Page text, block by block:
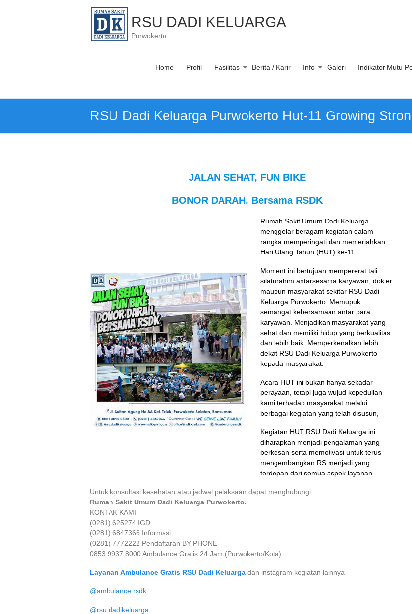
RSU DADI KELUARGA
Purwokerto
Home Profil Fasilitas Berita / Karir Info Galeri Indikator Mutu
RSU Dadi Keluarga Purwokerto Hut-11 Growing
JALAN SEHAT, FUN BIKE
BONOR DARAH, Bersama RSDK
Rumah Sakit Umum Dadi Keluarga
menggelar beragam kegiatan dalam
rangka memperingati dan memeriahkan
Hari Ulang Tahun (HUT) ke-11.
Moment ini bertujuan mempererat tali
silaturahim antarsesama karyawan, dokter
maupun masyarakat sekitar RSU Dadi
Keluarga Purwokerto. Memupuk
semangat kebersamaan antar para
karyawan. Menjadikan masyarakat yang
sehat dan memiliki hidup yang berkualitas
dan lebih baik. Memperkenalkan lebih
dekat RSU Dadi Keluarga Purwokerto
kepada masyarakat.
Acara HUT ini bukan hanya sekadar
perayaan, tetapi juga wujud kepedulian
kami terhadap masyarakat melalui
berbagai kegiatan yang telah disusun,
Kegiatan HUT RSU Dadi Keluarga ini
diharapkan menjadi pengalaman yang
berkesan serta memotivasi untuk terus
mengembangkan RS menjadi yang
terdepan dari semua aspek layanan.
Untuk konsultasi kesehatan atau jadwal pelaksaan dapat menghubungi:
Rumah Sakit Umum Dadi Keluarga Purwokerto.
KONTAK KAMI
(0281) 625274 IGD
(0281) 6847366 Informasi
(0281) 7772222 Pendaftaran BY PHONE
0853 9937 8000 Ambulance Gratis 24 Jam (Purwokerto/Kota)
Layanan Ambulance Gratis RSU Dadi Keluarga dan instagram kegiatan lainnya
@ambulance.rsdk
@rsu.dadikeluarga